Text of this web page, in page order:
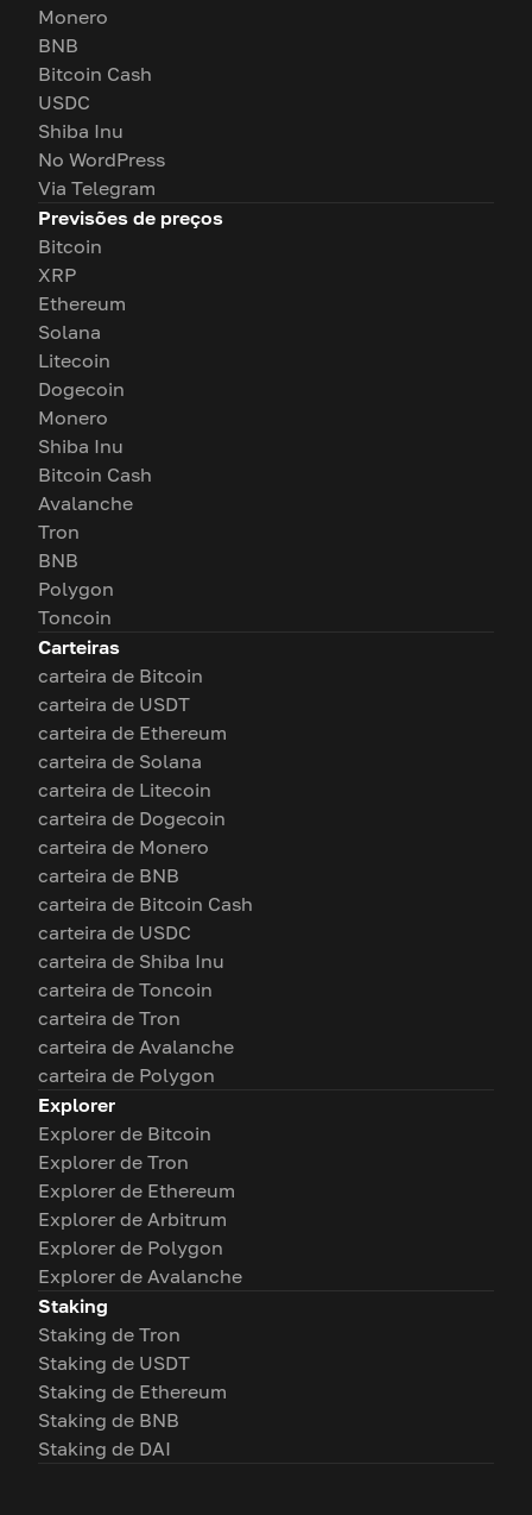
Monero
BNB
Bitcoin Cash
USDC
Shiba Inu
No WordPress
Via Telegram
Previsões de preços
Bitcoin
XRP
Ethereum
Solana
Litecoin
Dogecoin
Monero
Shiba Inu
Bitcoin Cash
Avalanche
Tron
BNB
Polygon
Toncoin
Carteiras
carteira de Bitcoin
carteira de USDT
carteira de Ethereum
carteira de Solana
carteira de Litecoin
carteira de Dogecoin
carteira de Monero
carteira de BNB
carteira de Bitcoin Cash
carteira de USDC
carteira de Shiba Inu
carteira de Toncoin
carteira de Tron
carteira de Avalanche
carteira de Polygon
Explorer
Explorer de Bitcoin
Explorer de Tron
Explorer de Ethereum
Explorer de Arbitrum
Explorer de Polygon
Explorer de Avalanche
Staking
Staking de Tron
Staking de USDT
Staking de Ethereum
Staking de BNB
Staking de DAI